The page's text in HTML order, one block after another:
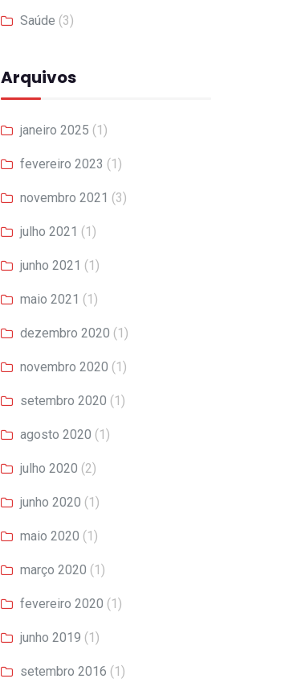
Saúde (3)
Arquivos
janeiro 2025 (1)
fevereiro 2023 (1)
novembro 2021 (3)
julho 2021 (1)
junho 2021 (1)
maio 2021 (1)
dezembro 2020 (1)
novembro 2020 (1)
setembro 2020 (1)
agosto 2020 (1)
julho 2020 (2)
junho 2020 (1)
maio 2020 (1)
março 2020 (1)
fevereiro 2020 (1)
junho 2019 (1)
setembro 2016 (1)